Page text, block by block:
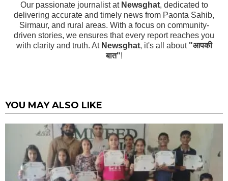
Our passionate journalist at Newsghat, dedicated to
delivering accurate and timely news from Paonta Sahib,
Sirmaur, and rural areas. With a focus on community-
driven stories, we ensures that every report reaches you
with clarity and truth. At Newsghat, it's all about "आपकी
बात"!
YOU MAY ALSO LIKE